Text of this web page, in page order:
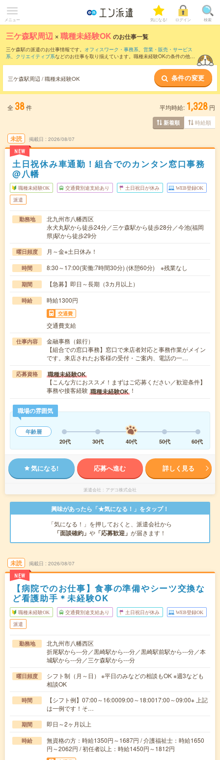
メニュー 気になる! ログイン 検索
三ケ森駅周辺 ×職種未経験OK のお仕事一覧
三ケ森駅の派遣のお仕事情報です。 オフィスワーク・事務系、 営業・販売・サービス
系、 クリエイティブ系などのお仕事を取り揃えています。職種未経験OKの条件の他
三ケ森駅周辺 / 職種未経験OK 条件の変更
全 38件 平均時給: 1,328 円
新着順 時給順
未読
NEW
掲載日 2026/08/07
土日祝休み車通勤！組合でのカンタン窓口事務
@八幡
職種未経験OK 交通費別途支給あり 土日祝日が休み WEB登録OK
派遣
勤務地
北九州市八幡西区
永犬丸駅から徒歩24分／三ケ森駅から徒歩28分／今池(福岡
県)駅から徒歩29分
曜日頻度 月～金※土日休み！
時間 8:30～17:00(実働:7時間30分) (休憩60分) ※残業なし
期間 【急募】即日～長期（3カ月以上）
時給 時給1300円
交通費
交通費支給
仕事内容
金融事務（銀行）
【組合での窓口事務】窓口で来店者対応と事務作業がメイン
です。来店されたお客様の受付・ご案内、電話の一…
応募資格 職種未経験OK
【こんな方におススメ！まずはご応募ください／歓迎条件】
事務や接客経験 職種未経験OK ！
職場の雰囲気
年齢層
20代
30代 40代 50代 60代
気になる! 応募へ進む 詳しく見る
派遣会社 アデコ株式会社
興味があったら「★気になる！」をタップ！
「気になる！」を押しておくと、派遣会社から
「面談確約」 や 「応募歓迎」 が届きます！
未読
NEW
掲載日 2026/08/07
【病院でのお仕事】食事の準備やシーツ交換な
ど看護助手＊未経験OK
職種未経験OK 交通費別途支給あり 土日祝日が休み WEB登録OK
派遣
勤務地
北九州市八幡西区
折尾駅から---分／黒崎駅から---分／黒崎駅前駅から---分／本
城駅から---分／三ケ森駅から---分
曜日頻度
シフト制（月～日） ※平日のみなどの相談もOK ※週3なども
相談OK
時間
【シフト例】07:00～16:0009:00～18:0017:00～09:00※ 上記
は一例です！そ…
期間 即日～2ヶ月以上
時給
無資格の方：時給1350円～1687円 / 介護福祉士：時給1650
円～2062円 / 初任者以上：時給1450円～1812円